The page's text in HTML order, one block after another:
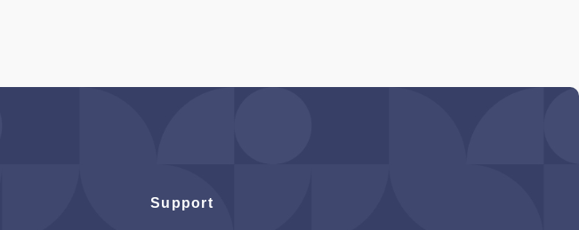
Support